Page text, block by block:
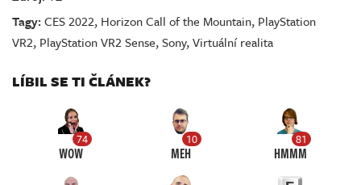
Tagy:CES 2022, Horizon Call of the Mountain, PlayStation
VR2, PlayStation VR2 Sense,Sony,Virtuální realita
LÍBIL SE TI ČLÁNEK?
74
WOW
10
MEH
81
HMMM